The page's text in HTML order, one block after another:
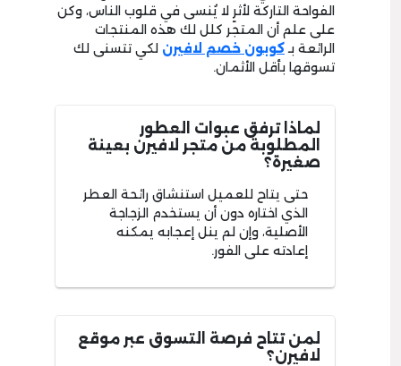
الفواحة التاركة لأثرٍ لا يُنسى في قلوب الناس، وكن
على علم أن المتجر كلل لك هذه المنتجات
الرائعة بـكوبون خصم لافيرن لكي تتسنى لك
تسوقها بأقل الأثمان.
لماذا ترفق عبوات العطور
المطلوبة من متجر لافيرن بعينة
صغيرة؟
حتى يتاح للعميل استنشاق رائحة العطر
الذي اختاره دون أن يستخدم الزجاجة
الأصلية، وإن لم ينل إعجابه يمكنه
إعادته على الفور.
لمن تتاح فرصة التسوق عبر موقع
لافيرن؟